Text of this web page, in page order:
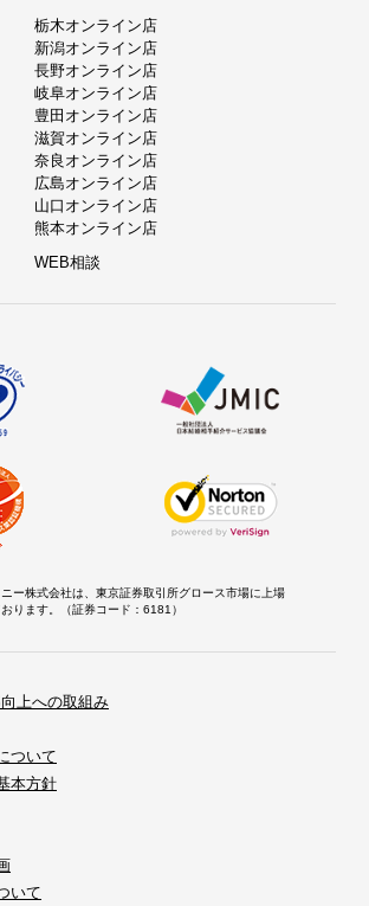
栃木オンライン店
新潟オンライン店
長野オンライン店
岐阜オンライン店
豊田オンライン店
滋賀オンライン店
奈良オンライン店
広島オンライン店
山口オンライン店
熊本オンライン店
WEB相談
ニー株式会社は、東京証券取引所グロース市場に上場
おります。（証券コード：6181）
上への取組み
ついて
本方針
いて